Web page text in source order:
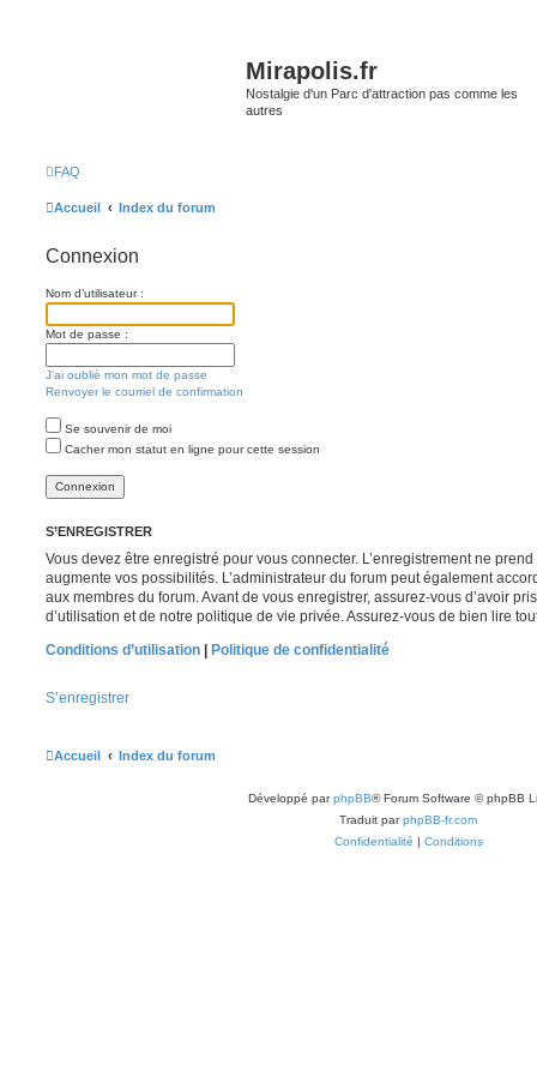
Mirapolis.fr
Nostalgie d'un Parc d'attraction pas comme les
autres
FAQ
Accueil Index du forum
Connexion
Nom d’utilisateur :
Mot de passe :
J’ai oublié mon mot de passe
Renvoyer le courriel de confirmation
Se souvenir de moi
Cacher mon statut en ligne pour cette session
S’ENREGISTRER
Vous devez être enregistré pour vous connecter. L’enregistrement ne
augmente vos possibilités. L’administrateur du forum peut également
aux membres du forum. Avant de vous enregistrer, assurez-vous d’avoir
d’utilisation et de notre politique de vie privée. Assurez-vous de bien lire
Conditions d’utilisation
Politique de confidentialité
S’enregistrer
Accueil Index du forum
Développé parphpBB® Forum Software © phpBB
Traduit parphpBB-fr.com
Confidentialité | Conditions